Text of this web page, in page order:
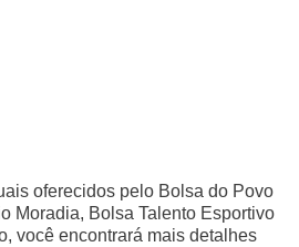
oferecidos pelo Bolsa do Povo
Moradia, Bolsa Talento Esportivo
você encontrará mais detalhes